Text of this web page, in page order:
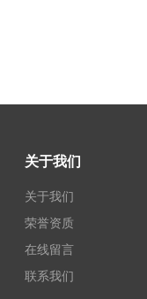
关于我们
关于我们
荣誉资质
在线留言
联系我们